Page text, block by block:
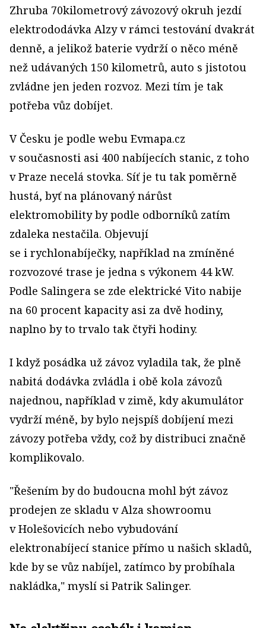
Zhruba 70kilometrový závozový okruh jezdí
elektrododávka Alzy v rámci testování dvakrát
denně, a jelikož baterie vydrží o něco méně
než udávaných 150 kilometrů, auto s jistotou
zvládne jen jeden rozvoz. Mezi tím je tak
potřeba vůz dobíjet.
V Česku je podle webu Evmapa.cz
v současnosti asi 400 nabíjecích stanic, z toho
v Praze necelá stovka. Síť je tu tak poměrně
hustá, byť na plánovaný nárůst
elektromobility by podle odborníků zatím
zdaleka nestačila. Objevují
se i rychlonabíječky, například na zmíněné
rozvozové trase je jedna s výkonem 44 kW.
Podle Salingera se zde elektrické Vito nabije
na 60 procent kapacity asi za dvě hodiny,
naplno by to trvalo tak čtyři hodiny.
I když posádka už závoz vyladila tak, že plně
nabitá dodávka zvládla i obě kola závozů
najednou, například v zimě, kdy akumulátor
vydrží méně, by bylo nejspíš dobíjení mezi
závozy potřeba vždy, což by distribuci značně
komplikovalo.
"Řešením by do budoucna mohl být závoz
prodejen ze skladu v Alza showroomu
v Holešovicích nebo vybudování
elektronabíjecí stanice přímo u našich skladů,
kde by se vůz nabíjel, zatímco by probíhala
nakládka," myslí si Patrik Salinger.